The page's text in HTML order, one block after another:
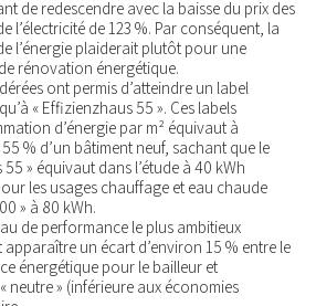
de redescendre avec la baisse du prix des
l’électricité de 123 %. Par conséquent, la
l’énergie plaiderait plutôt pour une
rénovation énergétique.
ont permis d’atteindre un label
« Effizienzhaus 55 ». Ces labels
d’énergie par m² équivaut à
% d’un bâtiment neuf, sachant que le
» équivaut dans l’étude à 40 kWh
les usages chauffage et eau chaude
» à 80 kWh.
de performance le plus ambitieux
apparaître un écart d’environ 15 % entre le
énergétique pour le bailleur et
neutre » (inférieure aux économies